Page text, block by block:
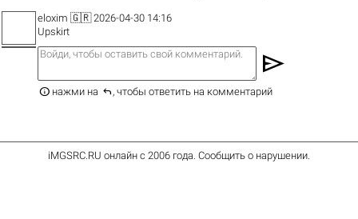
eloxim 🇬🇷 2026-04-30 14:16
Upskirt
send
 нажми на  , чтобы ответить на комментарий
iMGSRC.RU онлайн с 2006 года Сообщить о нарушении